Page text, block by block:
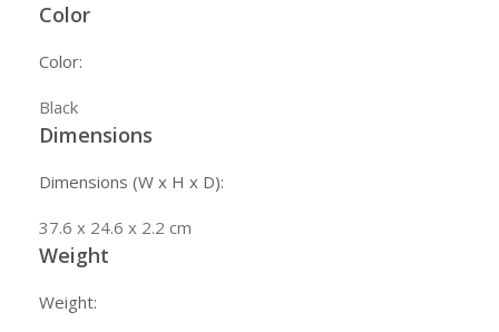
Color
Color:
Black
Dimensions
Dimensions (W x H x D):
37.6 x 24.6 x 2.2 cm
Weight
Weight: